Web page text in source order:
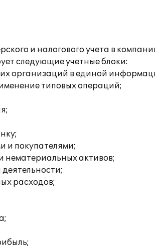
и налогового учета в
следующие учетные блоки:
организаций в единой
типовых операций;
и покупателями;
нематериальных активов;
расходов;